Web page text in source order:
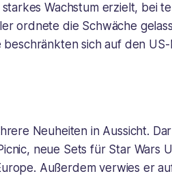
Wachstum erzielt, bei
ordnete die Schwäche
sich auf den
Neuheiten in Aussicht.
neue Sets für Star Wars
Außerdem verwies er